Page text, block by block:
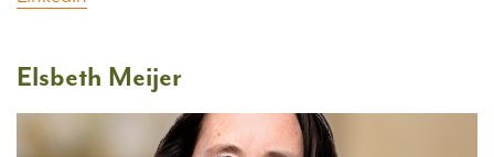
Elsbeth Meijer